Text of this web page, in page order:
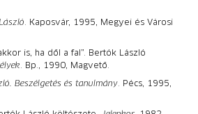
. Kaposvár, 1995, Megyei és Városi
is, ha dől a fal”. Bertók László
. Bp., 1990, Magvető.
Beszélgetés és tanulmány. Pécs, 1995,